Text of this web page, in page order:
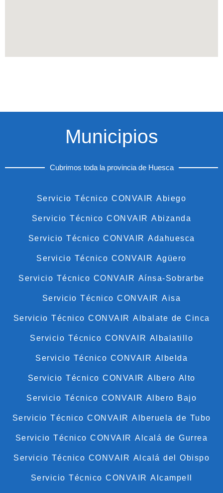
Municipios
Cubrimos toda la provincia de Huesca
Servicio Técnico CONVAIR Abiego
Servicio Técnico CONVAIR Abizanda
Servicio Técnico CONVAIR Adahuesca
Servicio Técnico CONVAIR Agüero
Servicio Técnico CONVAIR Aínsa-Sobrarbe
Servicio Técnico CONVAIR Aisa
Servicio Técnico CONVAIR Albalate de Cinca
Servicio Técnico CONVAIR Albalatillo
Servicio Técnico CONVAIR Albelda
Servicio Técnico CONVAIR Albero Alto
Servicio Técnico CONVAIR Albero Bajo
Servicio Técnico CONVAIR Alberuela de Tubo
Servicio Técnico CONVAIR Alcalá de Gurrea
Servicio Técnico CONVAIR Alcalá del Obispo
Servicio Técnico CONVAIR Alcampell